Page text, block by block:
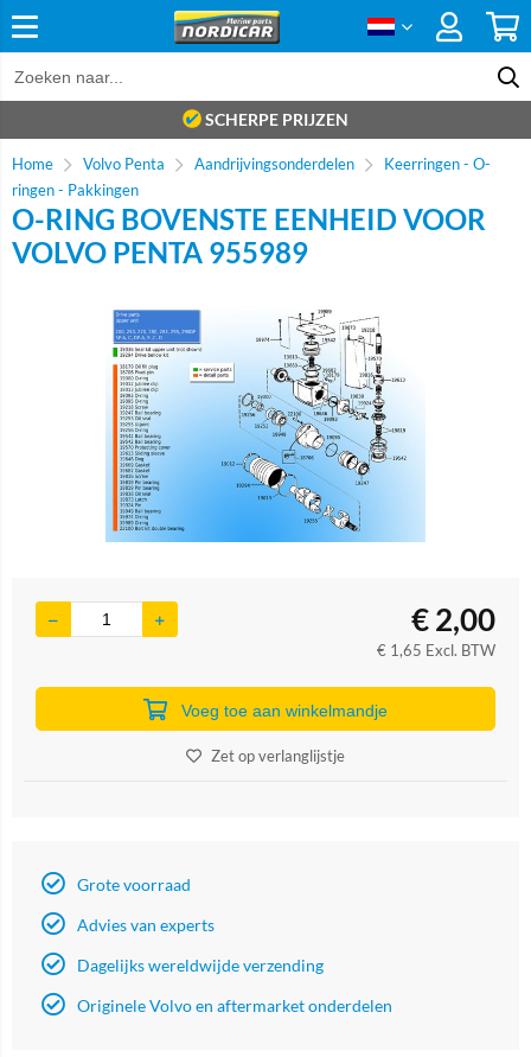
SCHERPE PRIJZEN
Home Volvo Penta Aandrijvingsonderdelen
Keerringen - O-
ringen - Pakkingen
O-RING BOVENSTE EENHEID VOOR
VOLVO PENTA 955989
€2,00
€ 1,65 Excl. BTW
Voeg toe aan winkelmandje
Zet op verlanglijstje
Grote voorraad
Advies van experts
Dagelijks wereldwijde verzending
Originele Volvo en aftermarket onderdelen